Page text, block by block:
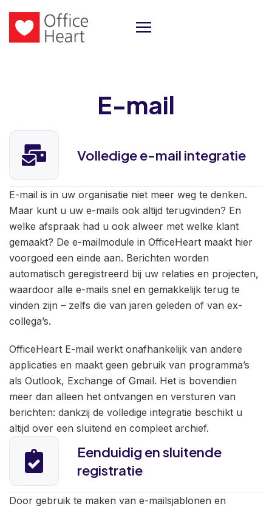
E-mail
Volledige e-mail integratie
E-mail is in uw organisatie niet meer weg te denken.
Maar kunt u uw e-mails ook altijd terugvinden? En
welke afspraak had u ook alweer met welke klant
gemaakt? De e-mailmodule in OfficeHeart maakt hier
voorgoed een einde aan. Berichten worden
automatisch geregistreerd bij uw relaties en projecten,
waardoor alle e-mails snel en gemakkelijk terug te
vinden zijn – zelfs die van jaren geleden of van ex-
collega’s.
OfficeHeart E-mail werkt onafhankelijk van andere
applicaties en maakt geen gebruik van programma’s
als Outlook, Exchange of Gmail. Het is bovendien
meer dan alleen het ontvangen en versturen van
berichten: dankzij de volledige integratie beschikt u
altijd over een sluitend en compleet archief.
Eenduidig en sluitende
registratie
Door gebruik te maken van e-mailsjablonen en